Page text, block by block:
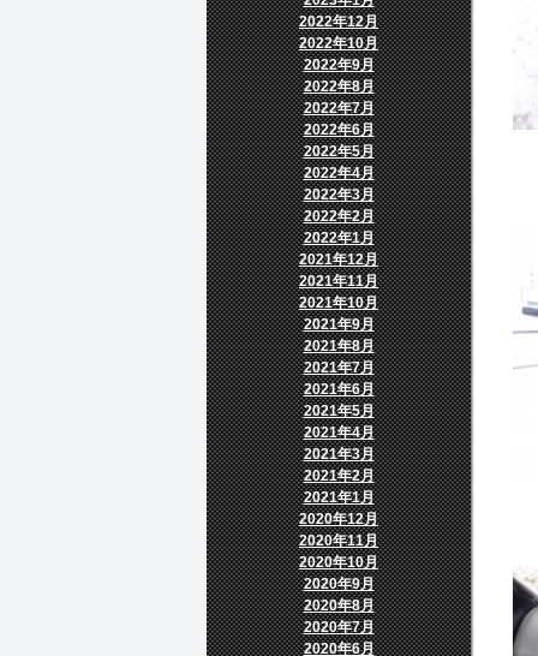
2022年12月
2022年10月
2022年9月
2022年8月
2022年7月
2022年6月
2022年5月
2022年4月
2022年3月
2022年2月
2022年1月
2021年12月
2021年11月
2021年10月
2021年9月
2021年8月
2021年7月
2021年6月
2021年5月
2021年4月
2021年3月
2021年2月
2021年1月
2020年12月
2020年11月
2020年10月
2020年9月
2020年8月
2020年7月
2020年6月